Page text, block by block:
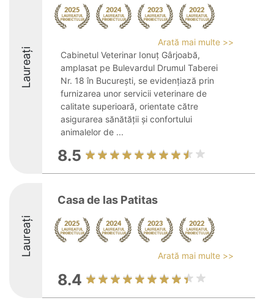
Laureați
Arată mai multe >>
Cabinetul Veterinar Ionuț Gârjoabă,
amplasat pe Bulevardul Drumul Taberei
Nr. 18 în București, se evidențiază prin
furnizarea unor servicii veterinare de
calitate superioară, orientate către
asigurarea sănătății și confortului
animalelor de ...
8.5
Laureați
Casa de las Patitas
Arată mai multe >>
8.4